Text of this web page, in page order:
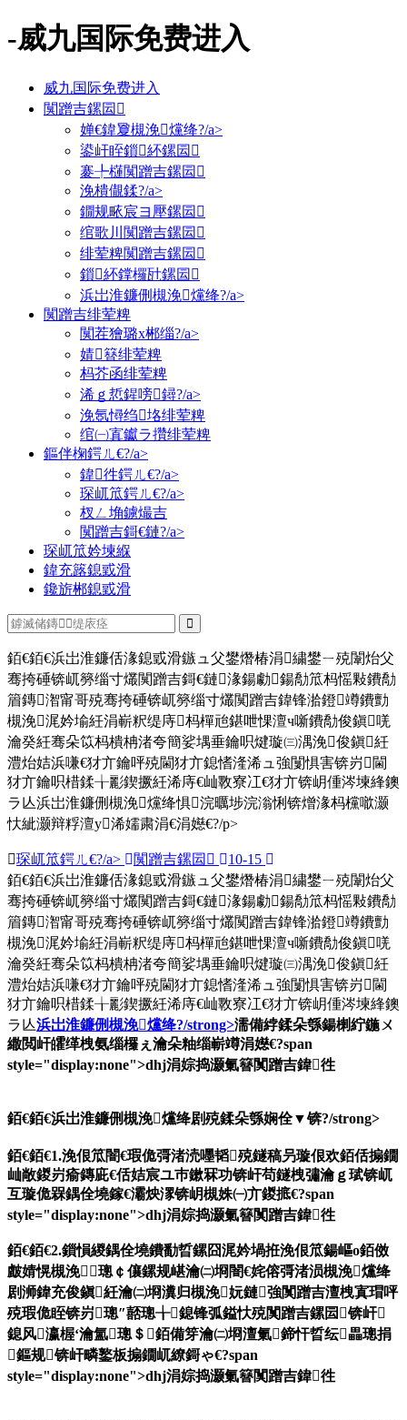
-威九国际免费进入
威九国际免费进入
闃蹭吉鏍囩
婵€鍏夐槻浼爣绛?/a>
鍙屽眰鎻紑鏍囩
褰╄櫣闃蹭吉鏍囩
浼樻儬鍒?/a>
鐗规畩宸ヨ壓鏍囩
绾歌川闃蹭吉鏍囩
绯荤粺闃蹭吉鏍囩
鎻紑鐣欏瓧鏍囩
浜岀淮鐮侀槻浼爣绛?/a>
闃蹭吉绯荤粺
闃茬獪璐х郴缁?/a>
婧簮绯荤粺
杩芥函绯荤粺
浠ｇ悊鍟嗙鐞?/a>
浼氬憳绉垎绯荤粺
绾㈠寘钀ラ攢绯荤粺
鏂伴椈鍔ㄦ€?/a>
鍏徃鍔ㄦ€?/a>
琛屼笟鍔ㄦ€?/a>
杈ㄥ埆鐪熶吉
闃蹭吉鎶€鏈?/a>
琛屼笟妗堜緥
鍏充簬鎴戜滑
鑱旂郴鎴戜滑
銆€銆€浜岀淮鐮佸湪鎴戜滑鏃ュ父鐢熸椿涓繍鐢ㄧ殑闈炲父
骞挎硾锛屼簩缁寸爜闃蹭吉鎶€鏈湪鍚勮鍚勪笟杩愮敤鐨勪
篃鏄潪甯哥殑骞挎硾锛屼簩缁寸爜闃蹭吉鍏锋湁鐙竴鐨勯
槻浼浘妗堬紝涓嶄粎缇庤杩樿兘鍖呭惈澶ч噺鐨勪俊鎭唴
瀹癸紝骞朵笖杩樻柟渚夸簡娑堣垂鑰呮煡璇㈢湡浼俊鎭紝
澧炲姞浜嗛€犲亣鑰呯殑閫犲亣鎴愭湰浠ュ強闅惧害锛岃閫
犲亣鑰呮棤鍒╁彲鍥撅紝浠庤€屾斁寮冮€犲亣锛岄偅涔堜綘鐭
ラ亾浜岀淮鐮侀槻浼爣绛惧浣曞埗浣滃悧锛熷湪杩欓噷灏
忕紪灏辩粰澶у浠嬬粛涓€涓嬨€?/p>
琛屼笟鍔ㄦ€?/a> 闃蹭吉鏍囩
10-15
銆€銆€浜岀淮鐮佸湪鎴戜滑鏃ュ父鐢熸椿涓繍鐢ㄧ殑闈炲父
骞挎硾锛屼簩缁寸爜闃蹭吉鎶€鏈湪鍚勮鍚勪笟杩愮敤鐨勪
篃鏄潪甯哥殑骞挎硾锛屼簩缁寸爜闃蹭吉鍏锋湁鐙竴鐨勯
槻浼浘妗堬紝涓嶄粎缇庤杩樿兘鍖呭惈澶ч噺鐨勪俊鎭唴
瀹癸紝骞朵笖杩樻柟渚夸簡娑堣垂鑰呮煡璇㈢湡浼俊鎭紝
澧炲姞浜嗛€犲亣鑰呯殑閫犲亣鎴愭湰浠ュ強闅惧害锛岃閫
犲亣鑰呮棤鍒╁彲鍥撅紝浠庤€屾斁寮冮€犲亣锛岄偅涔堜綘鐭
ラ亾浜岀淮鐮侀槻浼爣绛?/strong>濡備綍鍒朵綔鍚楋紵鍦ㄨ
繖閲屽皬缂栧氨缁欏ぇ瀹朵粙缁嶄竴涓嬨€?span
style="display:none">dhj涓婃捣灏氭簮闃蹭吉鍏徃
銆€銆€浜岀淮鐮侀槻浼爣绛剧殑鍒朵綔娴佺▼锛?/strong>
銆€銆€1.浼佷笟闇€瑕佹彁渚涜嚜韬殑鐩稿叧璇佷欢銆佸搧鐗
屾敞鍐岃瘉鏄庛€佸姞宸ユ巿鏉冧功锛屽苟鐩栧彇瀹ｇ珷锛屼
互璇佹槑鍝佺墝鎵€灞炴潈锛岄槻姝㈠亣鍐掋€?span
style="display:none">dhj涓婃捣灏氭簮闃蹭吉鍏徃
銆€銆€2.鎻愪緵鍝佺墝鐨勫晢鏍囧浘妗堝拰浼佷笟鍚嶇о銆傚
皻婧愰槻浼璁￠儴鏍规嵁瀹㈡埛闇€姹傛彁渚涢槻浼爣绛
剧浉鍏充俊鎭紝瀹㈡埛瀵归槻浼妧鏈強闃蹭吉澶栧寘瑁呯
殑瑕佹眰锛岃璁″嚭璁╁鎴锋弧鎰忕殑闃蹭吉鏍囩锛屽
鎴风瀛楃‘瀹氳璁＄銆備笌瀹㈡埛澶氭鍗忓晢纭畾璁捐
鏂规锛屽疄鐜板搧鐗屼繚鎶ゃ€?span
style="display:none">dhj涓婃捣灏氭簮闃蹭吉鍏徃